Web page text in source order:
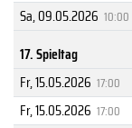
Sa, 09.05.2026 10:00
17. Spieltag
Fr, 15.05.2026 17:00
Fr, 15.05.2026 17:00